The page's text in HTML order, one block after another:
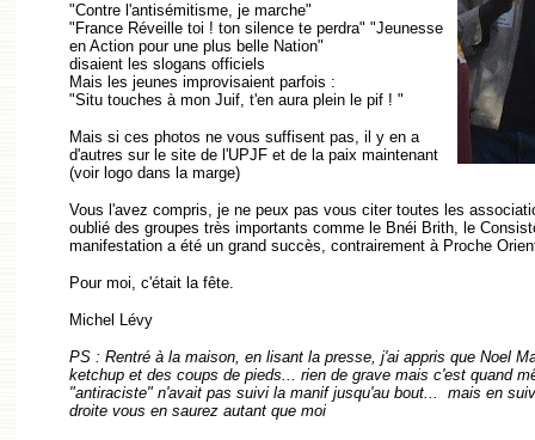
"Contre l'antisémitisme, je marche"
"France Réveille toi ! ton silence te perdra" "Jeunesse
en Action pour une plus belle Nation"
disaient les slogans officiels
Mais les jeunes improvisaient parfois :
"Situ touches à mon Juif, t'en aura plein le pif ! "
Mais si ces photos ne vous suffisent pas, il y en a
d'autres sur le site de l'UPJF et de la paix maintenant
(voir logo dans la marge)
Vous l'avez compris, je ne peux pas vous citer toutes les
oublié des groupes très importants comme le Bnéi Brith, le
manifestation a été un grand succès, contrairement à Proche
Pour moi, c'était la fête.
Michel Lévy
PS : Rentré à la maison, en lisant la presse, j'ai appris que Noel
ketchup et des coups de pieds... rien de grave mais c'est quand
"antiraciste" n'avait pas suivi la manif jusqu'au bout... mais en
droite vous en saurez autant que moi